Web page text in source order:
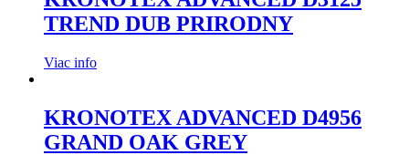
TREND DUB PRIRODNY
Viac info
KRONOTEX ADVANCED D4956
GRAND OAK GREY